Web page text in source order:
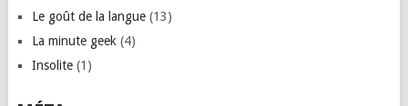
Le goût de la langue(13)
La minute geek (4)
Insolite(1)